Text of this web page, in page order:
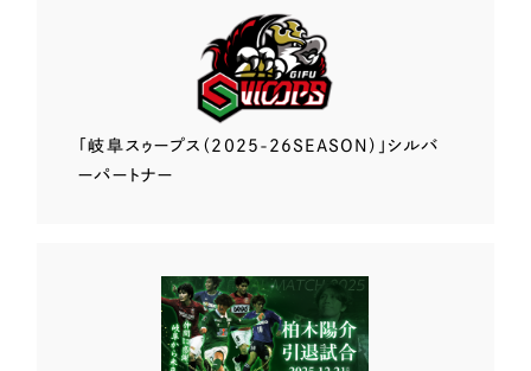
「岐阜スゥープス （2025-26SEASON）」 シルバ
ーパートナー